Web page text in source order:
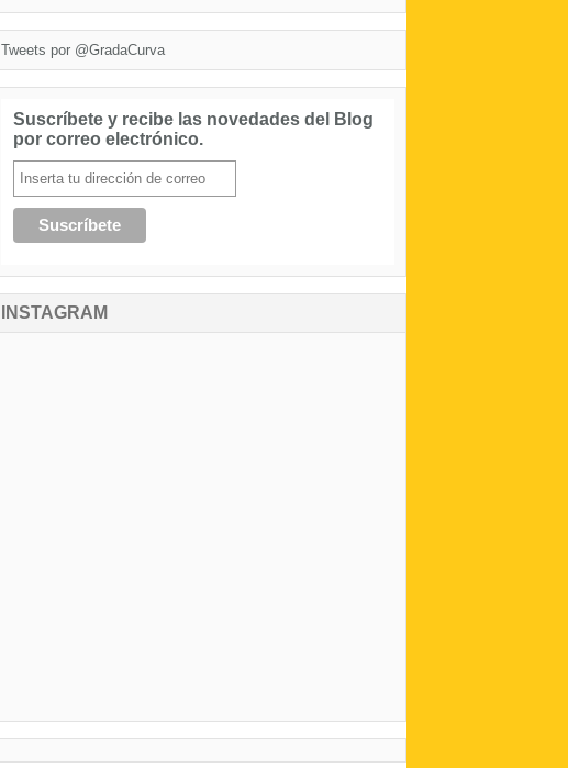
Tweets por @GradaCurva
Suscríbete y recibe las novedades del Blog
por correo electrónico.
INSTAGRAM